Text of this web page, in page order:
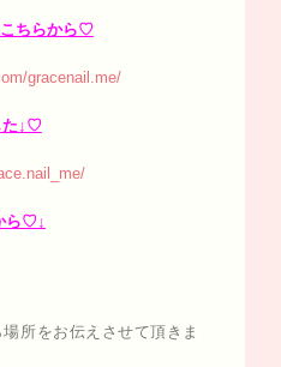
ちらから♡
gracenail.me/
た↓♡
ら♡↓
所をお伝えさせて頂きま